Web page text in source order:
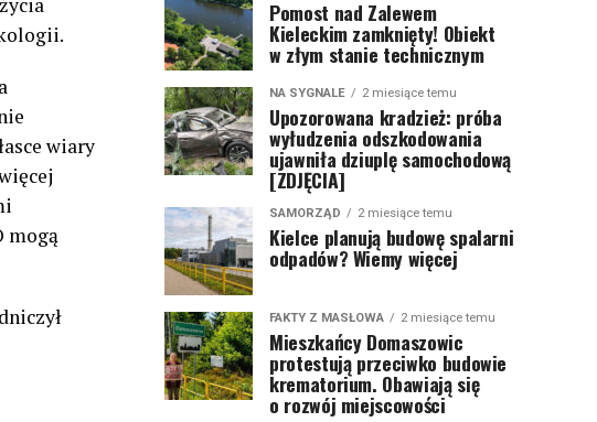
wiary
mogą
Pomost nad Zalewem
Kieleckim zamknięty! Obiekt
w złym stanie technicznym
NA SYGNALE 2 miesiące temu
Upozorowana kradzież: próba
wyłudzenia odszkodowania
ujawniła dziuplę samochodową
[ZDJĘCIA]
SAMORZĄD 2 miesiące temu
Kielce planują budowę spalarni
odpadów? Wiemy więcej
FAKTY Z MASŁOWA 2 miesiące temu
Mieszkańcy Domaszowic
protestują przeciwko budowie
krematorium. Obawiają się
o rozwój miejscowości